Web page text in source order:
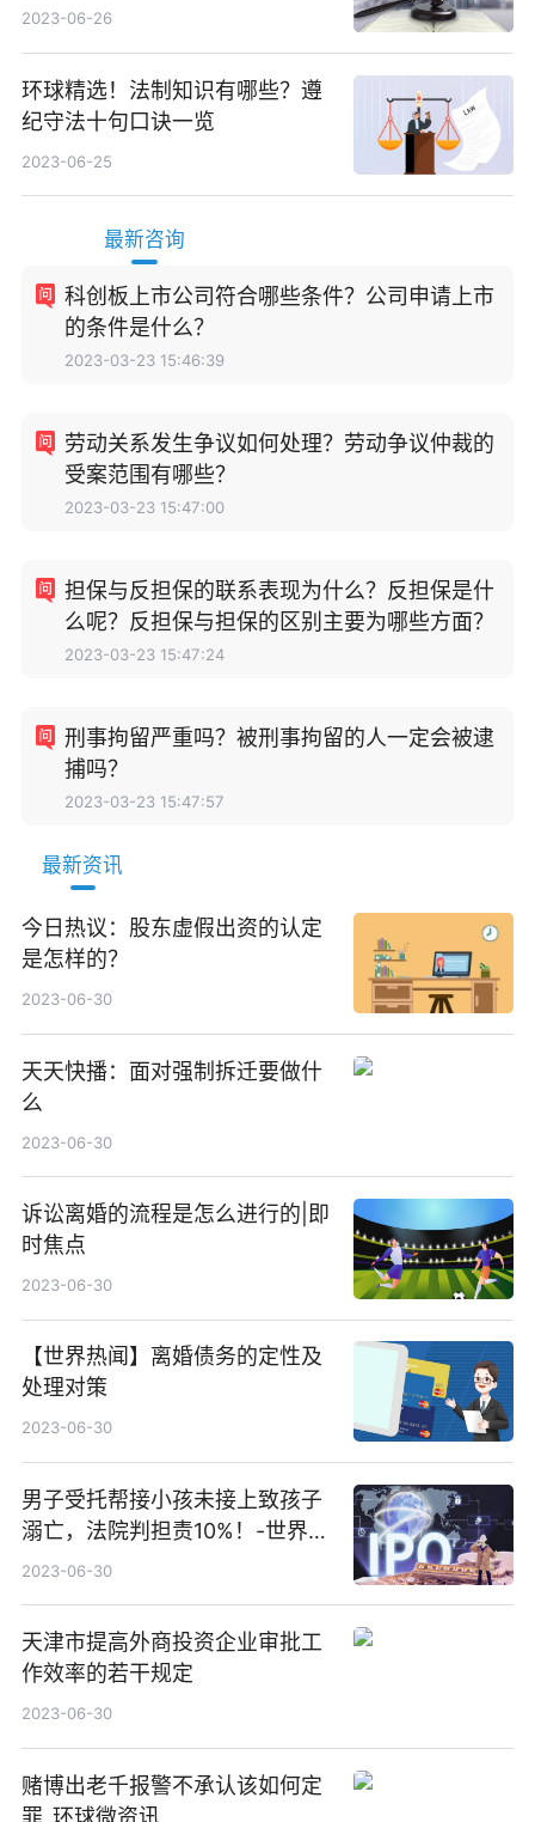
2023-06-26
环球精选！法制知识有哪些？遵
纪守法十句口诀一览
2023-06-25
最新咨询
科创板上市公司符合哪些条件？公司申请上市
的条件是什么？
2023-03-23 15:46:39
劳动关系发生争议如何处理？劳动争议仲裁的
受案范围有哪些？
2023-03-23 15:47:00
担保与反担保的联系表现为什么？反担保是什
么呢？反担保与担保的区别主要为哪些方面？
2023-03-23 15:47:24
刑事拘留严重吗？被刑事拘留的人一定会被逮
捕吗？
2023-03-23 15:47:57
最新资讯
今日热议：股东虚假出资的认定
是怎样的？
2023-06-30
天天快播：面对强制拆迁要做什
么
2023-06-30
诉讼离婚的流程是怎么进行的|即
时焦点
2023-06-30
【世界热闻】离婚债务的定性及
处理对策
2023-06-30
男子受托帮接小孩未接上致孩子
溺亡，法院判担责10%！-世界即
时看
2023-06-30
天津市提高外商投资企业审批工
作效率的若干规定
2023-06-30
赌博出老千报警不承认该如何定
罪_环球微资讯